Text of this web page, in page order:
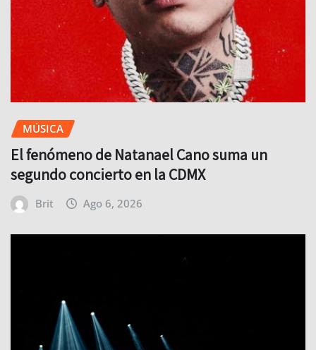
MÚSICA
El fenómeno de Natanael Cano suma un
segundo concierto en la CDMX
Brit Ago 6, 2026